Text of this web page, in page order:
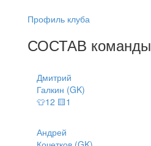
Профиль клуба
СОСТАВ команды
Дмитрий
Галкин (GK)
👕12 🟨1
Андрей